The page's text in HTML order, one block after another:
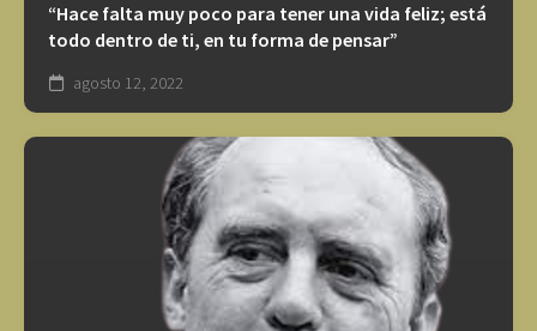
“Hace falta muy poco para tener una vida feliz; está
todo dentro de ti, en tu forma de pensar”
agosto 12, 2022